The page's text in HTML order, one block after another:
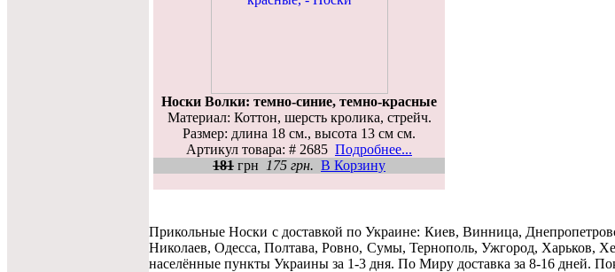
Носки Волки: темно-синие, темно-красные
Материал: Коттон, шерсть кролика, стрейч.
Размер: длина 18 см., высота 13 см см.
Артикул товара: # 2685 Подробнее...
181 грн 175 грн. В Корзину
Прикольные Носки c доставкой по Украине: Киев, Винница,
Николаев, Одесса, Полтава, Ровно, Сумы, Тернополь, Ужгород, Харьков,
населённые пункты Украины за 1-3 дня. По Миру доставка за 8-16 дней.